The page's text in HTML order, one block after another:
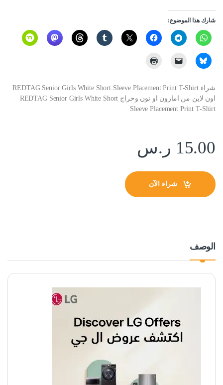
شارك هذا الموضوع:
شراء REDTAG Senior Girls White Short Sleeve Placement Print T-Shirt
اون لاين من امازون او نون وحراج REDTAG Senior Girls White Short
Sleeve Placement Print T-Shirt
15.00 ر.س
شراء الآن
الوصف